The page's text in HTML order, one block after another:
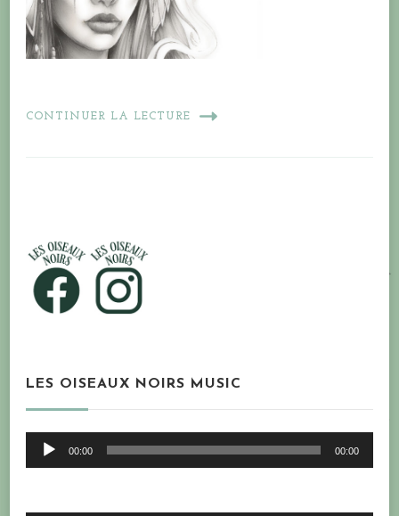
CONTINUER LA LECTURE
LES OISEAUX NOIRS MUSIC
Lecteur00:00 00:00